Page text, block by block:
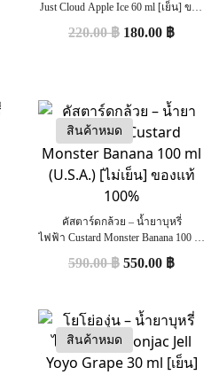
Just Cloud Apple Ice 60 ml [เย็น] ของ
แท้
220.00฿ 180.00 ฿
สินค้าหมด
คัสตาร์ดกล้วย – น้ำยาบุหรี่
ไฟฟ้า Custard Monster Banana 100 ml
(U.S.A.) [ไม่เย็น] ของแท้ 100%
590.00฿ 550.00 ฿
สินค้าหมด